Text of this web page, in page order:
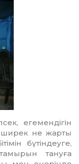
егемендігін
ширек не жарты
бүтіндеуге,
тануға